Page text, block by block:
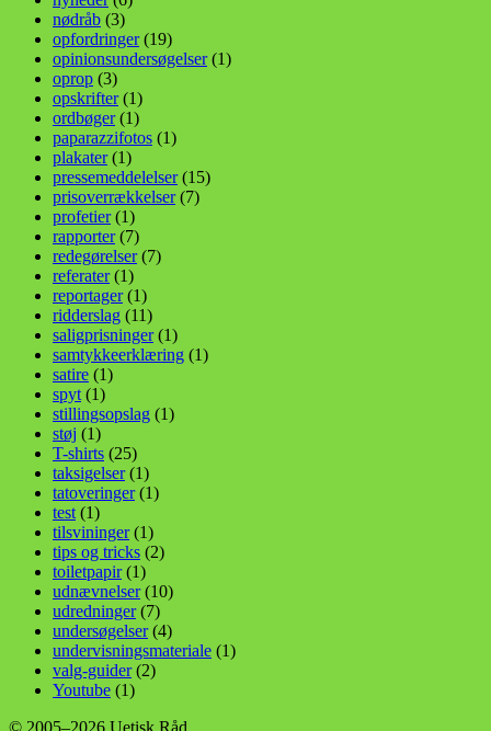
nødråb (3)
opfordringer(19)
opinionsundersøgelser(1)
oprop (3)
opskrifter(1)
ordbøger(1)
paparazzifotos (1)
plakater(1)
pressemeddelelser(15)
prisoverrækkelser(7)
profetier(1)
rapporter(7)
redegørelser(7)
referater(1)
reportager(1)
ridderslag (11)
saligprisninger(1)
samtykkeerklæring (1)
satire (1)
spyt (1)
stillingsopslag (1)
støj (1)
T-shirts (25)
taksigelser(1)
tatoveringer(1)
test (1)
tilsvininger(1)
tips og tricks (2)
toiletpapir(1)
udnævnelser(10)
udredninger(7)
undersøgelser(4)
undervisningsmateriale (1)
valg-guider(2)
Youtube (1)
© 2005–2026 Uetisk Råd.